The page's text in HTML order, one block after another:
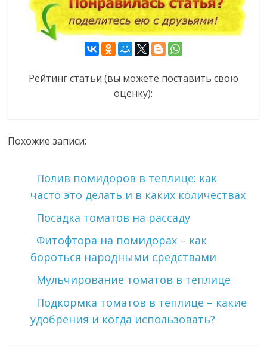
Рейтинг статьи (вы можете поставить свою
оценку):
Похожие записи:
Полив помидоров в теплице: как
часто это делать и в каких количествах
Посадка томатов на рассаду
Фитофтора на помидорах – как
бороться народными средствами
Мульчирование томатов в теплице
Подкормка томатов в теплице – какие
удобрения и когда использовать?